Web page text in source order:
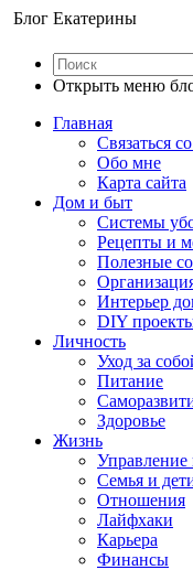
Блог Екатерины
Открыть меню
Главная
Связаться
Обо мне
Карта сайта
Дом и быт
Системы
Рецепты и
Полезные
Интерьер
DIY
Личность
Уход за
Питание
Здоровье
Жизнь
Управление
Семья и
Отношения
Лайфхаки
Карьера
Финансы